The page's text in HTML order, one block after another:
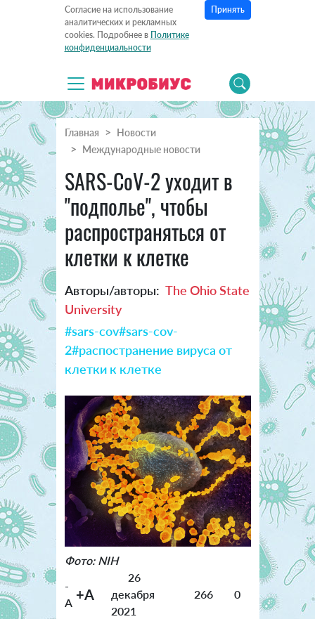
Согласие на использование
аналитических и рекламных
cookies. Подробнее в Политике
конфиденциальности
Принять
Главная
Новости
Международные новости
SARS-CoV-2 уходит в
"подполье", чтобы
распространяться от
клетки к клетке
Авторы/авторы: The Ohio State
University
#sars-cov#sars-cov-
2#распостранение вируса от
клетки к клетке
Фото: NIH
-
A +A
26
декабря
2021
266 0